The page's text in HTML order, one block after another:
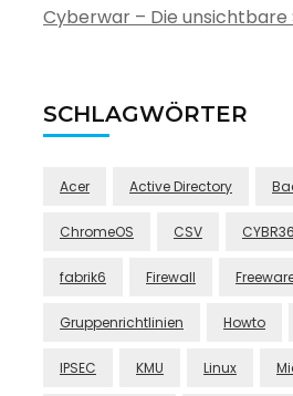
Cyberwar – Die unsichtbare
SCHLAGWÖRTER
Acer Active Directory
ChromeOS CSV
fabrik6 Firewall
Gruppenrichtlinien Howto
IPSEC KMU Linux